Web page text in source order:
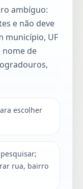
ambíguo:
e não deve
município, UF
nome de
escolher
rua, bairro